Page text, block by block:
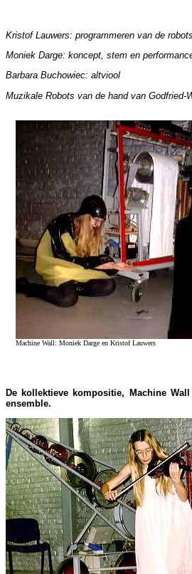
Kristof Lauwers: programmeren van de
Moniek Darge: koncept, stem en
Barbara Buchowiec: altviool
Muzikale Robots van de hand van Godfried-
Machine Wall: Moniek Darge en Kristof Lauwers
De kollektieve kompositie, Machine
ensemble.